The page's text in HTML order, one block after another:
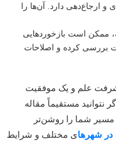
دارد. آن‌ها را
است بازخوردهایی
کرده و اصلاحات
علم و یک موفقیت
مستقیماً مقاله
شما را روشن‌تر
ی مختلف و شرایط